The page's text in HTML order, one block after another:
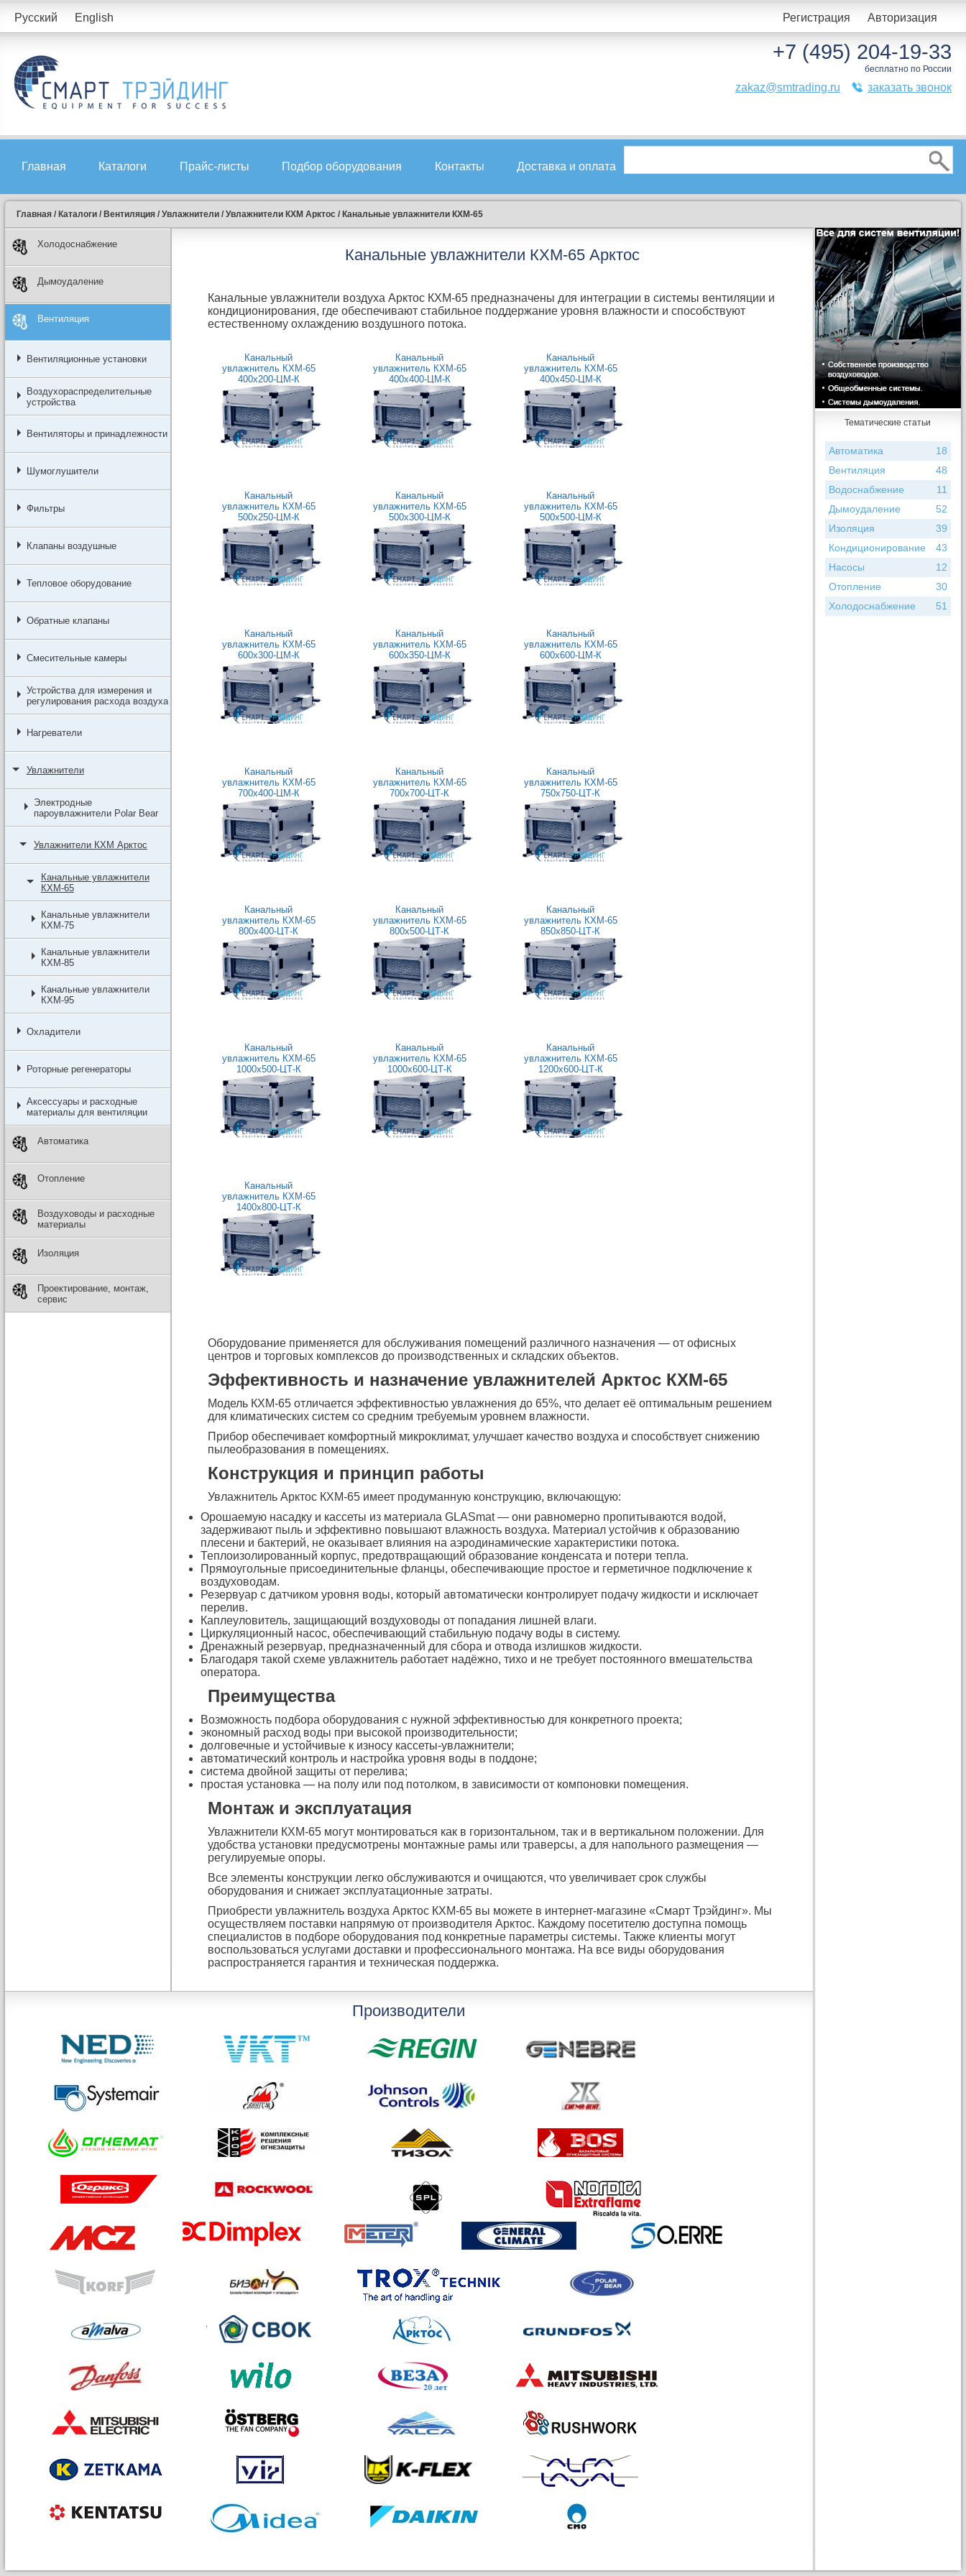
Русский English Регистрация Авторизация
+7 (495) 204-19-33
бесплатно по России
zakaz@smtrading.ru заказать звонок
Главная Каталоги Прайс-листы Подбор оборудования Контакты Доставка и оплата
Главная / Каталоги / Вентиляция / Увлажнители / Увлажнители КХМ Арктос / Канальные увлажнители КХМ-65
Холодоснабжение
Дымоудаление
Вентиляция
Вентиляционные установки
Воздухораспределительные
устройства
Вентиляторы и принадлежности
Шумоглушители
Фильтры
Клапаны воздушные
Тепловое оборудование
Обратные клапаны
Смесительные камеры
Устройства для измерения и
регулирования расхода воздуха
Нагреватели
Увлажнители
Электродные
пароувлажнители Polar Bear
Увлажнители КХМ Арктос
Канальные увлажнители
КХМ-65
Канальные увлажнители
КХМ-75
Канальные увлажнители
КХМ-85
Канальные увлажнители
КХМ-95
Охладители
Роторные регенераторы
Аксессуары и расходные
материалы для вентиляции
Автоматика
Отопление
Воздуховоды и расходные
материалы
Изоляция
Проектирование, монтаж,
сервис
Канальные увлажнители КХМ-65 Арктос
Канальные увлажнители воздуха Арктос КХМ-65 предназначены для интеграции в системы вентиляции и
кондиционирования, где обеспечивают стабильное поддержание уровня влажности и способствуют
естественному охлаждению воздушного потока.
Канальный
увлажнитель КХМ-65
400x200-ЦМ-К
Канальный
увлажнитель КХМ-65
400x400-ЦМ-К
Канальный
увлажнитель КХМ-65
400x450-ЦМ-К
Канальный
увлажнитель КХМ-65
500x250-ЦМ-К
Канальный
увлажнитель КХМ-65
500x300-ЦМ-К
Канальный
увлажнитель КХМ-65
500x500-ЦМ-К
Канальный
увлажнитель КХМ-65
600x300-ЦМ-К
Канальный
увлажнитель КХМ-65
600x350-ЦМ-К
Канальный
увлажнитель КХМ-65
600x600-ЦМ-К
Канальный
увлажнитель КХМ-65
700x400-ЦМ-К
Канальный
увлажнитель КХМ-65
700x700-ЦТ-К
Канальный
увлажнитель КХМ-65
750x750-ЦТ-К
Канальный
увлажнитель КХМ-65
800x400-ЦТ-К
Канальный
увлажнитель КХМ-65
800x500-ЦТ-К
Канальный
увлажнитель КХМ-65
850x850-ЦТ-К
Канальный
увлажнитель КХМ-65
1000x500-ЦТ-К
Канальный
увлажнитель КХМ-65
1000x600-ЦТ-К
Канальный
увлажнитель КХМ-65
1200x600-ЦТ-К
Канальный
увлажнитель КХМ-65
1400x800-ЦТ-К
Оборудование применяется для обслуживания помещений различного назначения — от офисных
центров и торговых комплексов до производственных и складских объектов.
Эффективность и назначение увлажнителей Арктос КХМ-65
Модель КХМ-65 отличается эффективностью увлажнения до 65%, что делает её оптимальным решением
для климатических систем со средним требуемым уровнем влажности.
Прибор обеспечивает комфортный микроклимат, улучшает качество воздуха и способствует снижению
пылеобразования в помещениях.
Конструкция и принцип работы
Увлажнитель Арктос КХМ-65 имеет продуманную конструкцию, включающую:
Орошаемую насадку и кассеты из материала GLASmat — они равномерно пропитываются водой,
задерживают пыль и эффективно повышают влажность воздуха. Материал устойчив к образованию
плесени и бактерий, не оказывает влияния на аэродинамические характеристики потока.
Теплоизолированный корпус, предотвращающий образование конденсата и потери тепла.
Прямоугольные присоединительные фланцы, обеспечивающие простое и герметичное подключение к
воздуховодам.
Резервуар с датчиком уровня воды, который автоматически контролирует подачу жидкости и исключает
перелив.
Каплеуловитель, защищающий воздуховоды от попадания лишней влаги.
Циркуляционный насос, обеспечивающий стабильную подачу воды в систему.
Дренажный резервуар, предназначенный для сбора и отвода излишков жидкости.
Благодаря такой схеме увлажнитель работает надёжно, тихо и не требует постоянного вмешательства
оператора.
Преимущества
Возможность подбора оборудования с нужной эффективностью для конкретного проекта;
экономный расход воды при высокой производительности;
долговечные и устойчивые к износу кассеты-увлажнители;
автоматический контроль и настройка уровня воды в поддоне;
система двойной защиты от перелива;
простая установка — на полу или под потолком, в зависимости от компоновки помещения.
Монтаж и эксплуатация
Увлажнители КХМ-65 могут монтироваться как в горизонтальном, так и в вертикальном положении. Для
удобства установки предусмотрены монтажные рамы или траверсы, а для напольного размещения —
регулируемые опоры.
Все элементы конструкции легко обслуживаются и очищаются, что увеличивает срок службы
оборудования и снижает эксплуатационные затраты.
Приобрести увлажнитель воздуха Арктос КХМ-65 вы можете в интернет-магазине «Смарт Трэйдинг». Мы
осуществляем поставки напрямую от производителя Арктос. Каждому посетителю доступна помощь
специалистов в подборе оборудования под конкретные параметры системы. Также клиенты могут
воспользоваться услугами доставки и профессионального монтажа. На все виды оборудования
распространяется гарантия и техническая поддержка.
Производители
Тематические статьи
Автоматика
18
Вентиляция
48
Водоснабжение
11
Дымоудаление
52
Изоляция
39
Кондиционирование
43
Насосы
12
Отопление
30
Холодоснабжение
51